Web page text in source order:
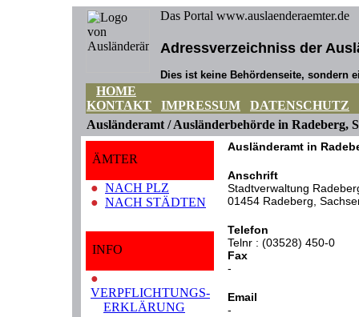
Das Portal www.auslaenderaemter.de
Adressverzeichniss der
Dies ist keine Behördenseite, sondern
HOME
KONTAKT
IMPRESSUM
DATENSCHUTZ
Ausländeramt / Ausländerbehörde in Radeberg,
ÄMTER
● NACH PLZ
● NACH STÄDTEN
INFO
●
VERPFLICHTUNGS-
ERKLÄRUNG
Ausländeramt in
Anschrift
Stadtverwaltung
01454 Radeberg,
Telefon
Telnr : (03528) 450-0
Fax
-
Email
-